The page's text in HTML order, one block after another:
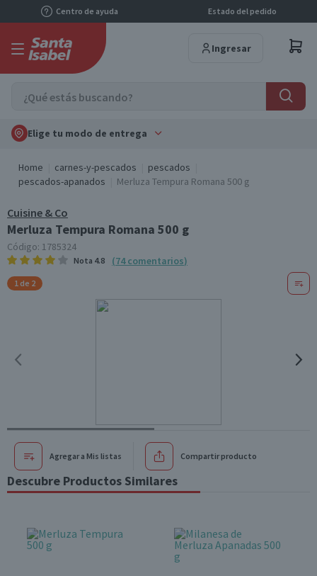
Centro de ayuda Estado del pedido
Ingresar
Elige tu modo de entrega
Home carnes-y-pescados
pescados
pescados-apanados
Merluza Tempura Romana 500 g
Cuisine & Co
Merluza Tempura Romana 500 g
Código: 1785324
Nota 4.8 (74 comentarios)
1 de 2
Agregar a Mis listas Compartir producto
Descubre Productos Similares